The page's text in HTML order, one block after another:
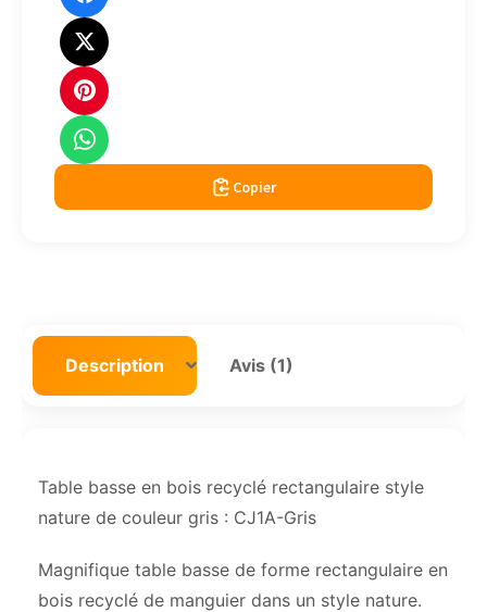
Copier
Description Avis (1)
Table basse en bois recyclé rectangulaire style
nature de couleur gris : CJ1A-Gris
Magnifique table basse de forme rectangulaire en
bois recyclé de manguier dans un style nature.